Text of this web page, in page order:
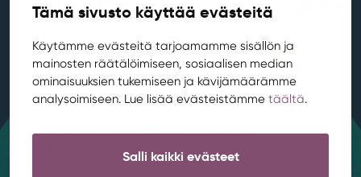
Tämä sivusto käyttää evästeitä
Käytämme evästeitä tarjoamamme sisällön ja
mainosten räätälöimiseen, sosiaalisen median
ominaisuuksien tukemiseen ja kävijämäärämme
analysoimiseen. Lue lisää evästeistämme täältä.
Salli kaikki evästeet
Korjauskylä aloittaa elokuussa